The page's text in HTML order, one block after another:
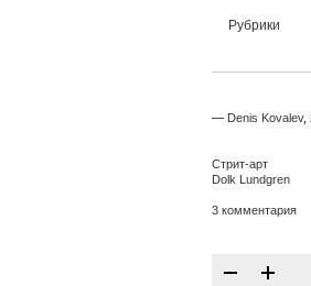
Рубрики
— Denis Kovalev,
Стрит-арт
Dolk Lundgren
3 комментария